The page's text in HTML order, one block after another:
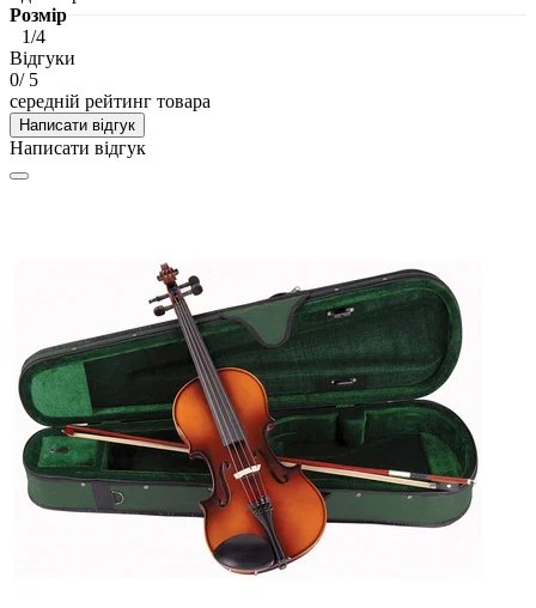
Розмір
1/4
Відгуки
0/ 5
середній рейтинг товара
Написати відгук
Написати відгук